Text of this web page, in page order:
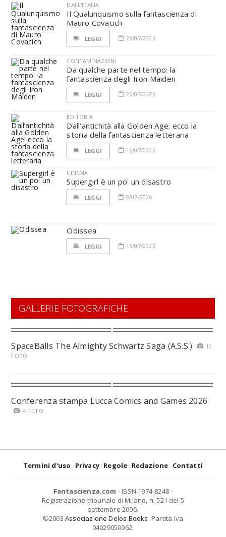
DALL'ITALIA
Il Qualunquismo sulla fantascienza di
Mauro Covacich
LEGGI 26/07/2026
CONTAMINAZIONI
Da qualche parte nel tempo: la
fantascienza degli Iron Maiden
LEGGI 26/07/2026
EDITORIA
Dall’antichità alla Golden Age: ecco la
storia della fantascienza letteraria
LEGGI 16/07/2026
CINEMA
Supergirl è un po' un disastro
LEGGI 8/07/2026
Odissea
LEGGI 15/07/2026
GALLERIE FOTOGRAFICHE
SpaceBalls The Almighty Schwartz Saga (A.S.S.)
10
FOTO
Conferenza stampa Lucca Comics and Games 2026
4 FOTO
Termini d'uso Privacy Regole Redazione Contatti
Fantascienza.com - ISSN 1974-8248 -
Registrazione tribunale di Milano, n. 521 del 5
settembre 2006.
©2003 Associazione Delos Books. Partita Iva
04029050962.